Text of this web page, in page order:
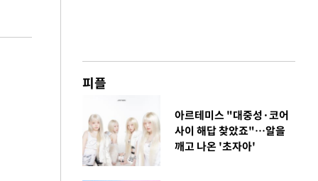
피플
아르테미스 "대중성·코어
사이 해답 찾았죠"…알을
깨고 나온 '초자아'